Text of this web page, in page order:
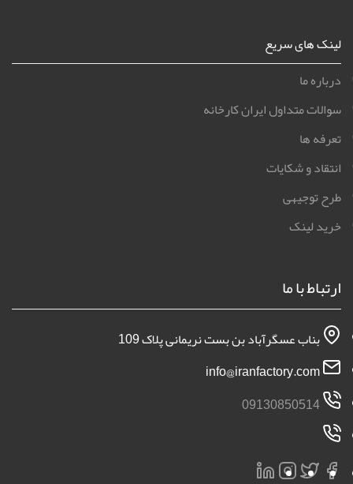
لینک های سریع
درباره ما
سوالات متداول ایران کارخانه
تعرفه ها
انتقاد و شکایات
طرح توجیهی
خرید لینک
ارتباط با ما
بناب عسگرآباد بن بست نریمانی پلاک 109
09130850514